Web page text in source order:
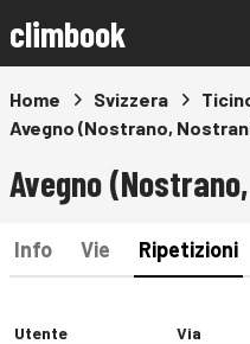
climbook
Home Svizzera
Avegno (Nostrano,
Avegno
Info Vie Ripetizioni
Utente Via